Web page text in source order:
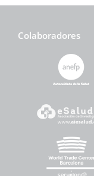
Colaboradores